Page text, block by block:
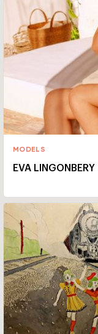
MODELS
EVA LINGONBERY